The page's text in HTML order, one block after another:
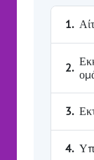
1.
2.
3.
4.